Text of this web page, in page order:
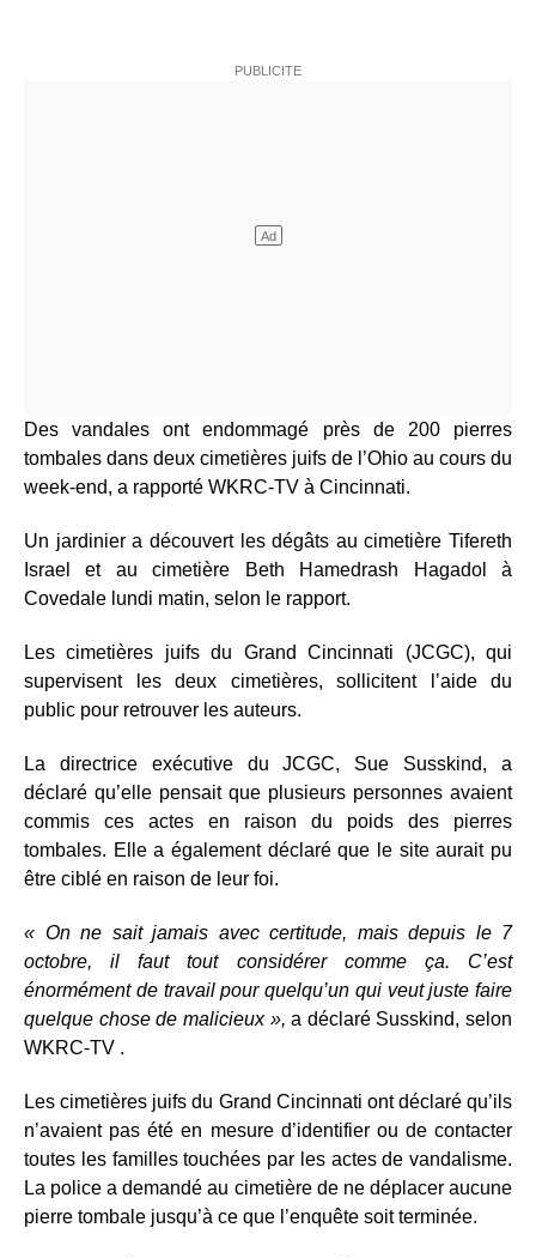
Des vandales ont endommagé près de 200 pierres
tombales dans deux cimetières juifs de l’Ohio au cours du
week-end, a rapporté WKRC-TV à Cincinnati.
Un jardinier a découvert les dégâts au cimetière Tifereth
Israel et au cimetière Beth Hamedrash Hagadol à
Covedale lundi matin, selon le rapport.
Les cimetières juifs du Grand Cincinnati (JCGC), qui
supervisent les deux cimetières, sollicitent l’aide du
public pour retrouver les auteurs.
La directrice exécutive du JCGC, Sue Susskind, a
déclaré qu’elle pensait que plusieurs personnes avaient
commis ces actes en raison du poids des pierres
tombales. Elle a également déclaré que le site aurait pu
être ciblé en raison de leur foi.
« On ne sait jamais avec certitude, mais depuis le 7
octobre, il faut tout considérer comme ça. C’est
énormément de travail pour quelqu’un qui veut juste faire
quelque chose de malicieux », a déclaré Susskind, selon
WKRC-TV .
Les cimetières juifs du Grand Cincinnati ont déclaré qu’ils
n’avaient pas été en mesure d’identifier ou de contacter
toutes les familles touchées par les actes de vandalisme.
La police a demandé au cimetière de ne déplacer aucune
pierre tombale jusqu’à ce que l’enquête soit terminée.